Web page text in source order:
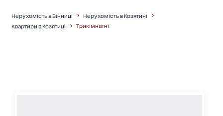
Нерухомість в Вінниці
Нерухомість в Козятині
Квартири в Козятині
Трикімнатні